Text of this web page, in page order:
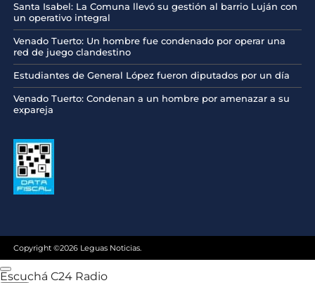
Santa Isabel: La Comuna llevó su gestión al barrio Luján con
un operativo integral
Venado Tuerto: Un hombre fue condenado por operar una
red de juego clandestino
Estudiantes de General López fueron diputados por un día
Venado Tuerto: Condenan a un hombre por amenazar a su
expareja
Copyright ©2026 Leguas Noticias.
Escuchá C24 Radio